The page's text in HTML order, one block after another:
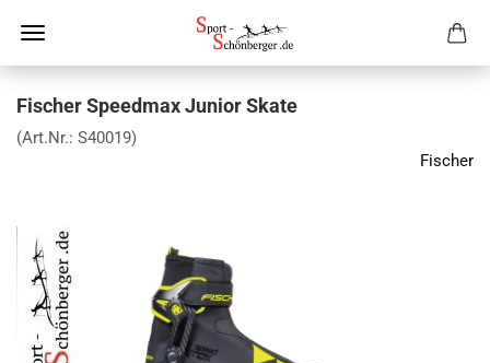
Fischer Speedmax Junior Skate
(Art.Nr.: S40019)
Fischer